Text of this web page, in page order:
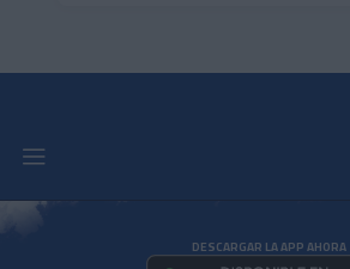
DESCARGAR LA APP AHORA